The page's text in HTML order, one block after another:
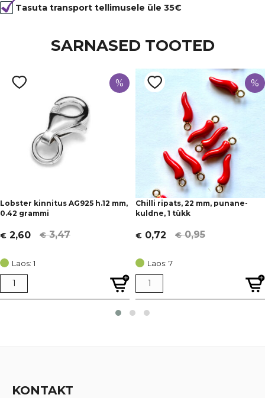
Läbimõõt
1 mm
Tasuta transport tellimusele üle 35€
SARNASED TOOTED
%
Lobster kinnitus AG925 h.12 mm,
0.42 grammi
€3,47
Algne
oli:
€ 3,47.
€ 2,60
Current
is:
€ 2,60.
Laos: 1
%
Chilli ripats, 22 mm, punane-
kuldne, 1 tükk
€0,95
Algne
oli:
€ 0,95.
€ 0,72
Current
is:
€ 0,72.
Laos: 7
KONTAKT